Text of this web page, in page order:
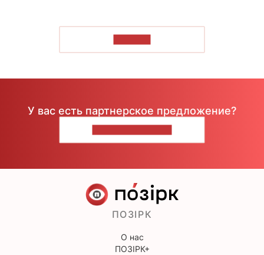
У вас есть партнерское предложение?
ПОЗІРК
О нас
ПОЗІРК+